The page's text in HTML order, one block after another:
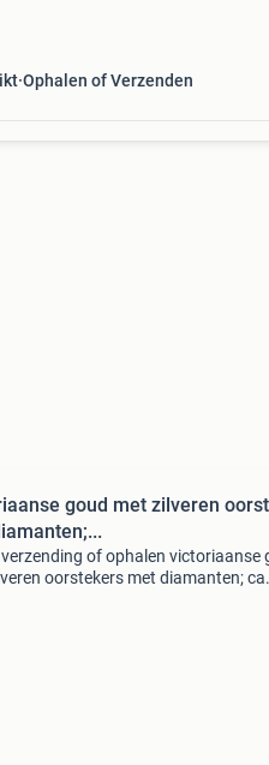
Ophalen of Verzenden
goud met zilveren
of ophalen victoriaanse
oorstekers met diamanten;